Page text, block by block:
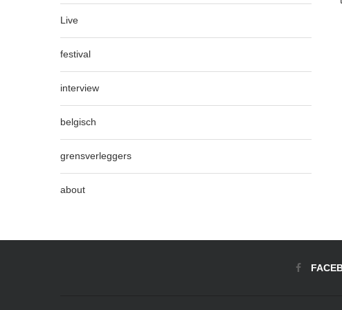
Live
festival
interview
belgisch
grensverleggers
about